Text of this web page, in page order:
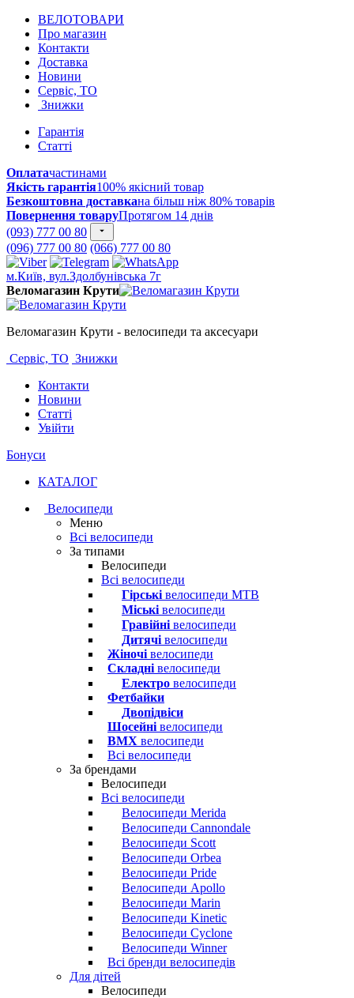
ВЕЛОТОВАРИ
Про магазин
Контакти
Доставка
Новини
Сервіс, ТО
Знижки
Гарантія
Статті
Оплатачастинами
Якість гарантія100% якісний товар
Безкоштовна доставкана більш ніж 80% товарів
Повернення товаруПротягом 14 днів
(093) 777 00 80
(096) 777 00 80 (066) 777 00 80
м.Київ, вул.Здолбунівська 7г
Веломагазин Крути
Веломагазин Крути - велосипеди та аксесуари
Сервіс, ТО Знижки
Контакти
Новини
Статті
Увійти
Бонуси
КАТАЛОГ
Велосипеди
Меню
Всі велосипеди
За типами
Велосипеди
Всі велосипеди
Гірські велосипеди MTB
Міські велосипеди
Гравійні велосипеди
Дитячі велосипеди
Жіночі велосипеди
Складні велосипеди
Електро велосипеди
Фетбайки
Двопідвіси
Шосейні велосипеди
BMX велосипеди
Всі велосипеди
За брендами
Велосипеди
Всі велосипеди
Велосипеди Merida
Велосипеди Cannondale
Велосипеди Scott
Велосипеди Orbea
Велосипеди Pride
Велосипеди Apollo
Велосипеди Marin
Велосипеди Kinetic
Велосипеди Cyclone
Велосипеди Winner
Всі бренди велосипедів
Для дітей
Велосипеди